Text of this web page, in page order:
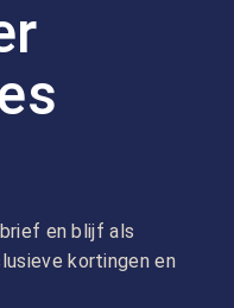
en blijf als
kortingen en